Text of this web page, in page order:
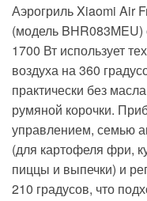
Аэрогриль Xiaomi Air
(модель
1700 Вт использует
воздуха на 360
практически без
румяной корочки.
управлением, семью
(для картофеля фри,
пиццы и выпечки) и
210 градусов, что